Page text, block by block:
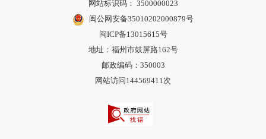
网站标识码： 3500000023
闽公网安备35010202000879号
闽ICP备13015615号
地址：福州市鼓屏路162号
邮政编码：350003
网站访问144569411次